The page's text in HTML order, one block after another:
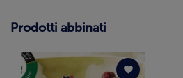
Prodotti abbinati